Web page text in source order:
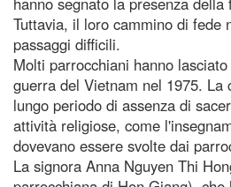
Tuttavia, il loro cammino di fede
passaggi difficili.
Molti parrocchiani hanno
guerra del Vietnam nel 1975. La
lungo periodo di assenza di
attività religiose, come
dovevano essere svolte dai
La signora Anna Nguyen Thi